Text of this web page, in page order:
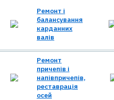
Ремонт і
балансування
карданних
валів
Ремонт
причепів і
напівпричепів,
реставрація
осей